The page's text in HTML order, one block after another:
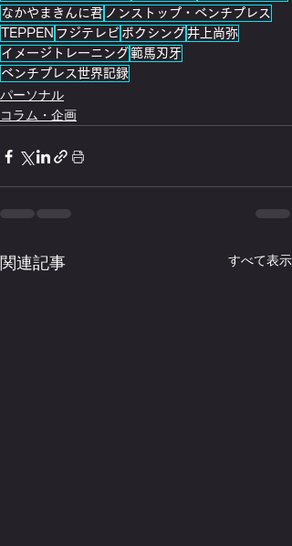
なかやまきんに君 ノンストップ・ベンチプレス
TEPPEN フジテレビ ボクシング井上尚弥
イメージトレーニング範馬刃牙
ベンチプレス世界記録
パーソナル
コラム・企画
関連記事 すべて表示